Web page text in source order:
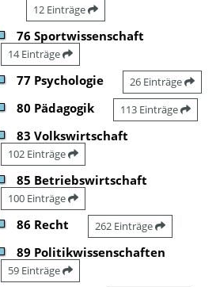
12 Einträge
76 Sportwissenschaft
14 Einträge
77 Psychologie 26 Einträge
80 Pädagogik 113 Einträge
83 Volkswirtschaft
102 Einträge
85 Betriebswirtschaft
100 Einträge
86 Recht 262 Einträge
89 Politikwissenschaften
59 Einträge